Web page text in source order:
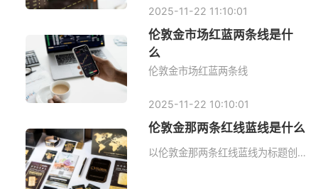
2025-11-22 11:10:01
伦敦金市场红蓝两条线是什
么
伦敦金市场红蓝两条线
2025-11-22 10:10:01
伦敦金那两条红线蓝线是什么
以伦敦金那两条红线蓝线为标题创作一篇800字左右文章